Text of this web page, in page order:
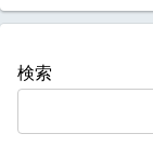
検索